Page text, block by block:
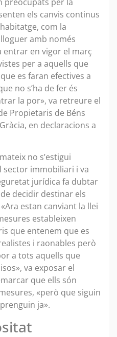
els canvis continus
com la
amb només
entrar en vigor el març
per a aquells que
es faran efectives a
no s’ha de fer és
la por», va retreure el
Propietaris de Béns
en declaracions a
no s’estigui
sector immobiliari i va
jurídica fa dubtar
decidir destinar els
estan canviant la llei
estableixen
que entenem que es
i raonables però
a tots aquells que
va exposar el
que ells són
«però que siguin
ja».